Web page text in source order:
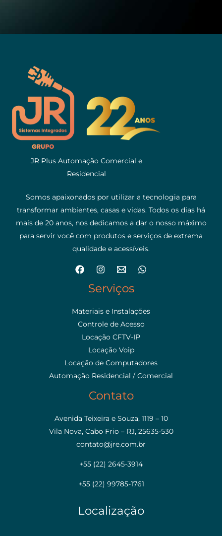
JR Plus Automação Comercial e
Residencial
Somos apaixonados por utilizar a tecnologia para
transformar ambientes, casas e vidas. Todos os dias há
mais de 20 anos, nos dedicamos a dar o nosso máximo
para servir você com produtos e serviços de extrema
qualidade e acessíveis.
Serviços
Materiais e Instalações
Controle de Acesso
Locação CFTV-IP
Locação Voip
Locação de Computadores
Automação Residencial / Comercial
Contato
Avenida Teixeira e Souza, 1119 – 10
Vila Nova, Cabo Frio – RJ, 25635-530
contato@jre.com.br
+55 (22) 2645-3914
+55 (22) 99785-1761
Localização